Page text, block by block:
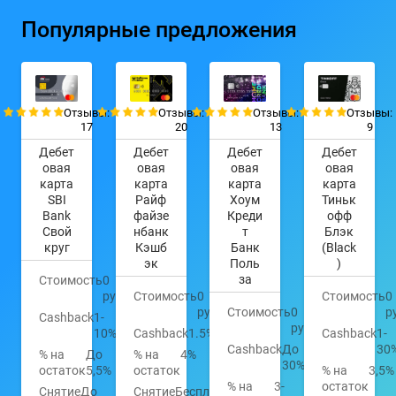
Популярные предложения
Отзывы:
17
Дебет
овая
карта
SBI
Bank
Свой
круг
Стоимость0
руб.
Cashback1-
10%
% на
остаток
До
5,5%
СнятиеДо
Отзывы:
20
Дебет
овая
карта
Райф
файзе
нбанк
Кэшб
эк
Стоимость0
руб.
Cashback1.5%
% на
остаток
4%
СнятиеБесплатно
Отзывы:
13
Дебет
овая
карта
Хоум
Креди
т
Банк
Поль
за
Стоимость0
руб.
CashbackДо
30%
% на
3-
Отзывы:
9
Дебет
овая
карта
Тиньк
офф
Блэк
(Black
)
Стоимость0
Cashback1-
% на
остаток
3,5%